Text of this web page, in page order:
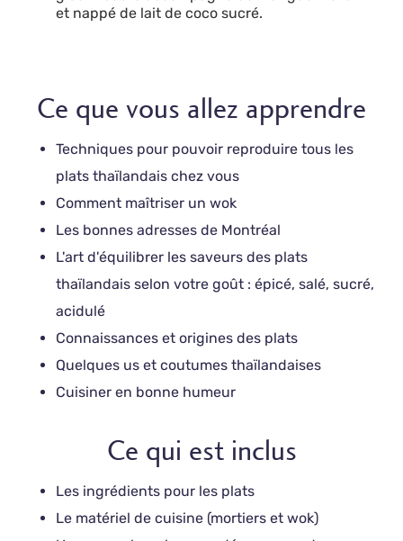
et nappé de lait de coco sucré.
Ce que vous allez apprendre
Techniques pour pouvoir reproduire tous les
plats thaïlandais chez vous
Comment maîtriser un wok
Les bonnes adresses de Montréal
L'art d'équilibrer les saveurs des plats
thaïlandais selon votre goût : épicé, salé, sucré,
acidulé
Connaissances et origines des plats
Quelques us et coutumes thaïlandaises
Cuisiner en bonne humeur
Ce qui est inclus
Les ingrédients pour les plats
Le matériel de cuisine (mortiers et wok)